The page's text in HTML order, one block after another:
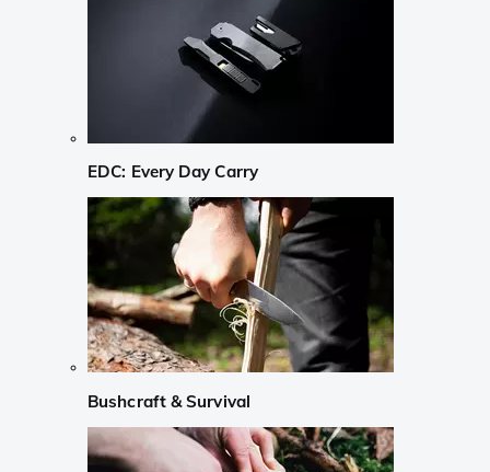
EDC: Every Day Carry
Bushcraft & Survival